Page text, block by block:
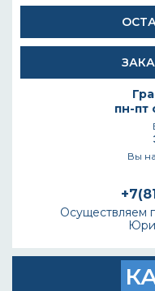
пн-пт
Вы
Осуществляем